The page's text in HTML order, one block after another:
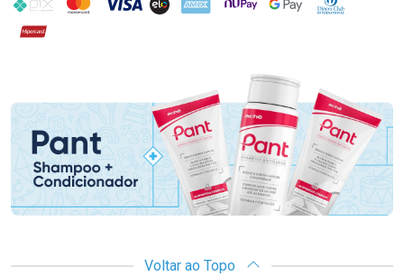
Hipercard
Promoção em Destaque
Voltar ao Topo